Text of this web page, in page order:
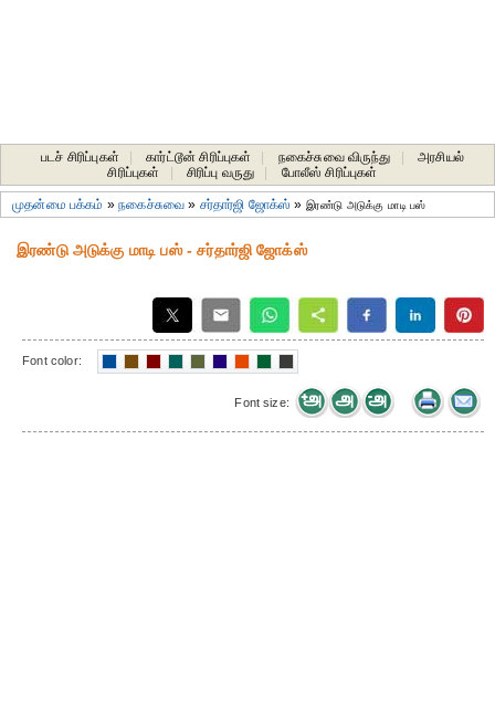
படச் சிரிப்புகள் கார்ட்டூன் சிரிப்புகள் நகைச்சுவை விருந்து
அரசியல்
சிரிப்புகள்
சிரிப்பு வருது போலீஸ் சிரிப்புகள்
முதன்மை பக்கம் »நகைச்சுவை » சர்தார்ஜி ஜோக்ஸ் » இரண்டு அடுக்கு மாடி பஸ்
இரண்டு அடுக்கு மாடி பஸ் - சர்தார்ஜி ஜோக்ஸ்
Font color:
Font size: